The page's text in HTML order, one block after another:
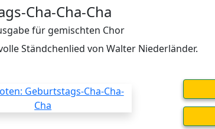
Cha-Cha-Cha
für gemischten Chor
Ständchenlied von Walter Niederländer.